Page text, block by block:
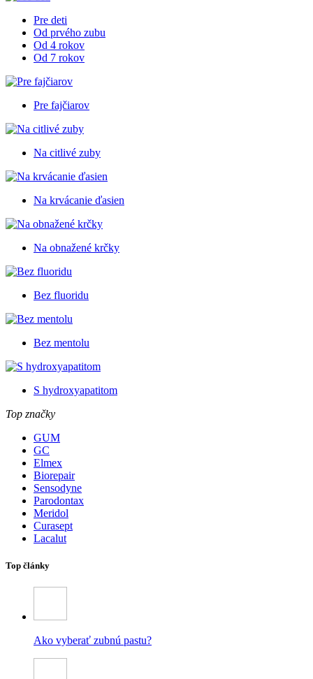
Pre deti
Od prvého zubu
Od 4 rokov
Od 7 rokov
Pre fajčiarov
Na citlivé zuby
Na krvácanie ďasien
Na obnažené krčky
Bez fluoridu
Bez mentolu
S hydroxyapatitom
Top značky
GUM
GC
Elmex
Biorepair
Sensodyne
Parodontax
Meridol
Curasept
Lacalut
Top články
Ako vyberať zubnú pastu?